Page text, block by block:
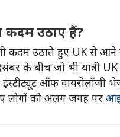
कदम उठाए हैं?
कदम उठाते हुए UK से आने
के बीच जो भी यात्री
ऑफ वायरोलॉजी
लोगों को अलग जगह पर